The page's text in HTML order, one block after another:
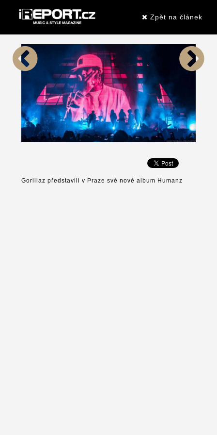
Zpět na článek
Gorillaz představili v Praze své nové album Humanz